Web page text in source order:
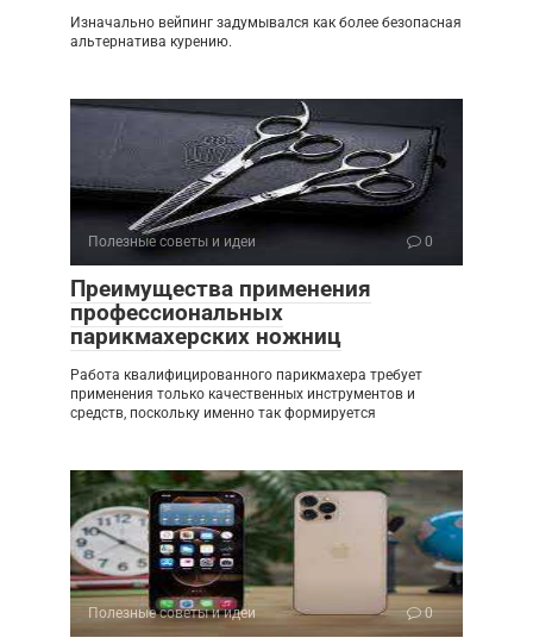
Изначально вейпинг задумывался как более безопасная
альтернатива курению.
Полезные советы и идеи 0
Преимущества применения
профессиональных
парикмахерских ножниц
Работа квалифицированного парикмахера требует
применения только качественных инструментов и
средств, поскольку именно так формируется
Полезные советы и идеи 0